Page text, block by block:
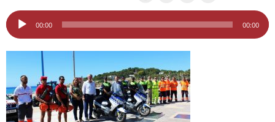
t
a
Reproductor
d'àudio
00:00 00:00